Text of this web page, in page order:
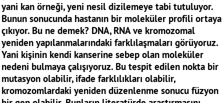
yani kan örneği, yeni nesil dizilemeye tabi tutuluyor.
Bunun sonucunda hastanın bir moleküler profili ortaya
çıkıyor. Bu ne demek? DNA, RNA ve kromozomal
yeniden yapılanmalarındaki farklılaşmaları görüyoruz.
Yani kişinin kendi kanserine sebep olan moleküler
nedeni bulmaya çalışıyoruz. Bu tespit edilen nokta bir
mutasyon olabilir, ifade farklılıkları olabilir,
kromozomlardaki yeniden düzenlenme sonucu füzyon